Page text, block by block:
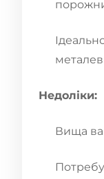
Недоліки:
Вища